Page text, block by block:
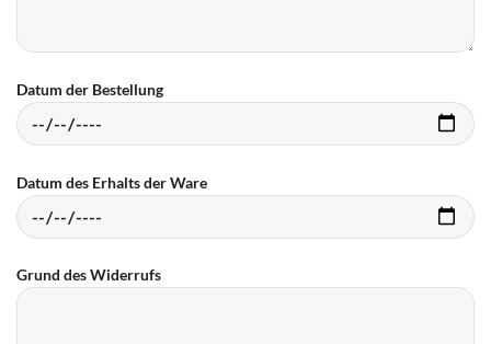
Datum der Bestellung
Datum des Erhalts der Ware
Grund des Widerrufs